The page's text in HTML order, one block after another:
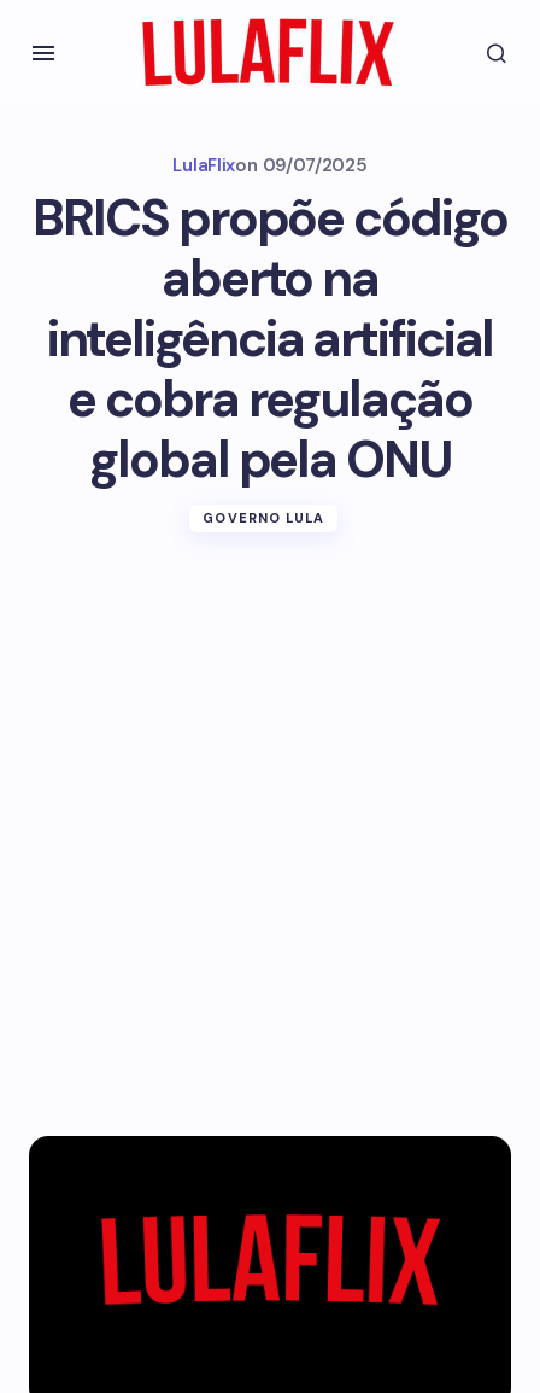
LulaFlixon 09/07/2025
BRICS propõe código
aberto na
inteligência artificial
e cobra regulação
global pela ONU
GOVERNO LULA